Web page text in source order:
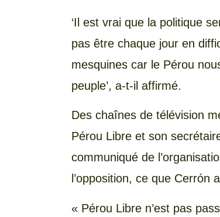
‘Il est vrai que la politique
pas être chaque jour en
mesquines car le Pérou
peuple’, a-t-il affirmé.
Des chaînes de télévision
Pérou Libre et son
communiqué de
l’opposition, ce que Cerrón
« Pérou Libre n’est pas